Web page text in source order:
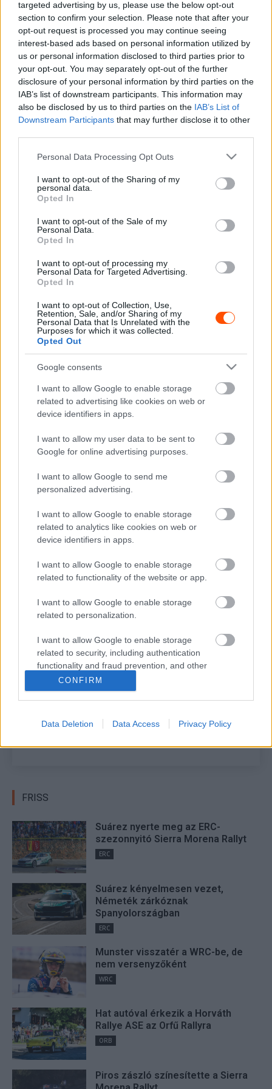
targeted advertising by us, please use the below opt-out
section to confirm your selection. Please note that after your
opt-out request is processed you may continue seeing
interest-based ads based on personal information utilized by
us or personal information disclosed to third parties prior to
your opt-out. You may separately opt-out of the further
disclosure of your personal information by third parties on the
IAB’s list of downstream participants. This information may
also be disclosed by us to third parties on the IAB’s List of
Downstream Participants that may further disclose it to other
Please note that this website/app uses one or more Google
not limited to your visit or usage behaviour. You may click to
grant or deny consent to Google and its third-party tags to
use your data for below specified purposes in below Google
consent section.
Personal Data Processing Opt Outs
I want to opt-out of the Sharing of my
personal data.
Opted In
I want to opt-out of the Sale of my
Personal Data.
Opted In
I want to opt-out of processing my
Personal Data for Targeted Advertising.
Opted In
I want to opt-out of Collection, Use,
Retention, Sale, and/or Sharing of my
Personal Data that Is Unrelated with the
Purposes for which it was collected.
Opted Out
Google consents
I want to allow Google to enable storage
related to advertising like cookies on web or
device identifiers in apps.
I want to allow my user data to be sent to
Google for online advertising purposes.
I want to allow Google to send me
personalized advertising.
I want to allow Google to enable storage
related to analytics like cookies on web or
device identifiers in apps.
I want to allow Google to enable storage
related to functionality of the website or app.
I want to allow Google to enable storage
related to personalization.
I want to allow Google to enable storage
related to security, including authentication
functionality and fraud prevention, and other
user protection.
CONFIRM
Data Deletion Data Access Privacy Policy
esemény megmutatta. Most újabb lépést tesznek a jövő
hónapban, a Tennessee Rally USA-n. A június 14-16-án
Chattanoogában rendezett esemény 14 szakaszon 68
mérföldet foglal magában. A rally egy WRC forduló
menetrendje szerint zajlik majd, a szombati és a
vasárnapi nap két három szakaszból álló körből áll,
amelyeket szervizeléssel osztanak fel, és egy, a városhoz
közeli nézőtéri szakaszon történő egyetlen gyorsaságival
zárulnak.
megfelelően zajlik, de nem számít az amerikai sorozat
első számú pontgyűjtő fordulójának.
A péntek esti ünnepélyes rajtot az AT&T Field-en, a helyi
tartják. A szerviz mindkét napon a Polk County High
Schoolnál lesz, a cél a Chattanooga Choo-Choo, a híres
Glenn Miller-dalról elnevezett vonat mellett lesz.
A demonstrációból bemutató rallyvá válás egy újabb
verseny előfutára, amely Chattanooga-t közelebb
hozhatja a 2026-os WRC forduló rendezéséhez.
Fotó: Hyundai Motorsport
Facebook X Pinterest
R.
FRISS
Suárez nyerte meg az ERC-
szezonnyitó Sierra Morena Rallyt
ERC
Suárez kényelmesen vezet,
Németék zárkóznak
Spanyolországban
ERC
Munster visszatér a WRC-be, de
nem versenyzőként
WRC
Hat autóval érkezik a Horváth
Rallye ASE az Orfű Rallyra
ORB
Piros zászló színesítette a Sierra